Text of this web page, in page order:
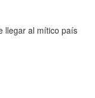
llegar al mítico país